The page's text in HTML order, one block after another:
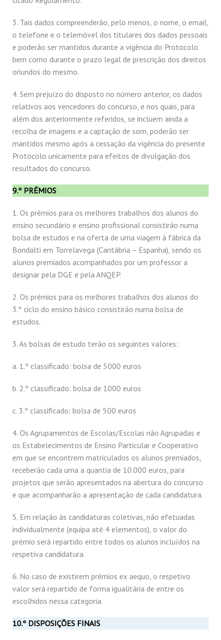
3. Tais dados compreenderão, pelo menos, o nome, o email,
o telefone e o telemóvel dos titulares dos dados pessoais
e poderão ser mantidos durante a vigência do Protocolo
bem como durante o prazo legal de prescrição dos direitos
oriundos do mesmo.
4. Sem prejuízo do disposto no número anterior, os dados
relativos aos vencedores do concurso, e nos quais, para
além dos anteriormente referidos, se incluem ainda a
recolha de imagens e a captação de som, poderão ser
mantidos mesmo após a cessação da vigência do presente
Protocolo unicamente para efeitos de divulgação dos
resultados do concurso.
9.º PRÉMIOS
1. Os prémios para os melhores trabalhos dos alunos do
ensino secundário e ensino profissional consistirão numa
bolsa de estudos e na oferta de uma viagem à fábrica da
Bondalti em Torrelavega (Cantábria – Espanha), sendo os
alunos premiados acompanhados por um professor a
designar pela DGE e pela ANQEP.
2. Os prémios para os melhores trabalhos dos alunos do
3.º ciclo do ensino básico consistirão numa bolsa de
estudos.
3. As bolsas de estudo terão os seguintes valores:
a. 1.º classificado: bolsa de 5000 euros
b. 2.º classificado: bolsa de 1000 euros
c. 3.º classificado: bolsa de 500 euros
4. Os Agrupamentos de Escolas/Escolas não Agrupadas e
os Estabelecimentos de Ensino Particular e Cooperativo
em que se encontrem matriculados os alunos premiados,
receberão cada uma a quantia de 10.000 euros, para
projetos que serão apresentados na abertura do concurso
e que acompanharão a apresentação de cada candidatura.
5. Em relação às candidaturas coletivas, não efetuadas
individualmente (equipa até 4 elementos), o valor do
prémio será repartido entre todos os alunos incluídos na
respetiva candidatura.
6. No caso de existirem prémios ex aequo, o respetivo
valor será repartido de forma igualitária de entre os
escolhidos nessa categoria.
10.º DISPOSIÇÕES FINAIS